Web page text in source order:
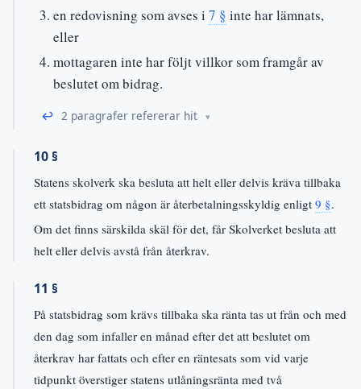
en redovisning som avses i 7 § inte har lämnats,
eller
mottagaren inte har följt villkor som framgår av
beslutet om bidrag.
↩ 2 paragrafer refererar hit
10 §
Statens skolverk ska besluta att helt eller delvis kräva tillbaka
ett statsbidrag om någon är återbetalningsskyldig enligt 9 §.
Om det finns särskilda skäl för det, får Skolverket besluta att
helt eller delvis avstå från återkrav.
11 §
På statsbidrag som krävs tillbaka ska ränta tas ut från och med
den dag som infaller en månad efter det att beslutet om
återkrav har fattats och efter en räntesats som vid varje
tidpunkt överstiger statens utlåningsränta med två